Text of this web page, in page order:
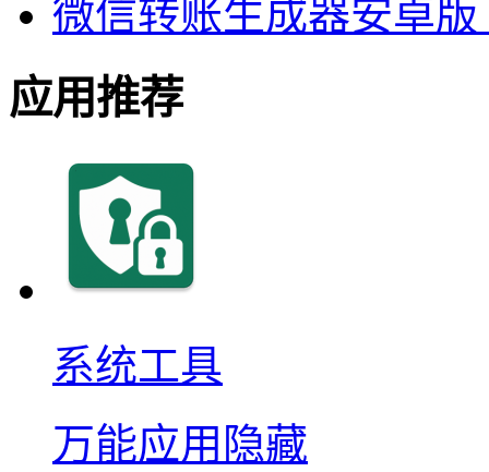
微信转账生成器安卓版
应用推荐
系统工具
万能应用隐藏